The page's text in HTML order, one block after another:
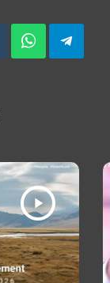
play_arrow